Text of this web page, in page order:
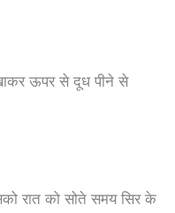
ऊपर से दूध पीने से
रात को सोते समय सिर के